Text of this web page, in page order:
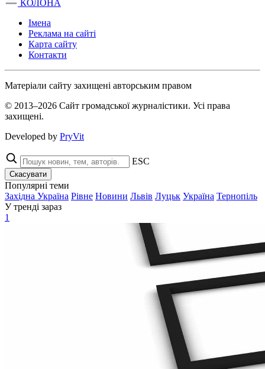
КОЛОНА
Імена
Реклама на сайті
Карта сайту
Контакти
Матеріали сайту захищені авторським правом
© 2013–2026 Сайт громадської журналістики. Усі права
захищені.
Developed by PryVit
ESC
Скасувати
Популярні теми
Західна Україна Рівне Новини Львів Луцьк Україна Тернопіль
У тренді зараз
1